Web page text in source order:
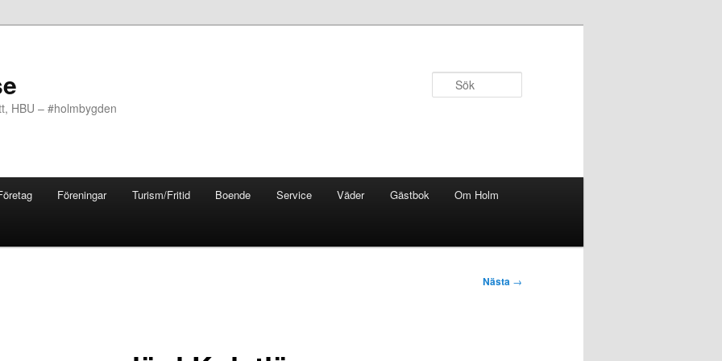
HBU – #holmbygden
Föreningar Turism/Fritid Boende Service Väder Gästbok Om Holm
Nästa →